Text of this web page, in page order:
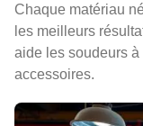
Chaque matériau
les meilleurs
aide les soudeurs
accessoires.